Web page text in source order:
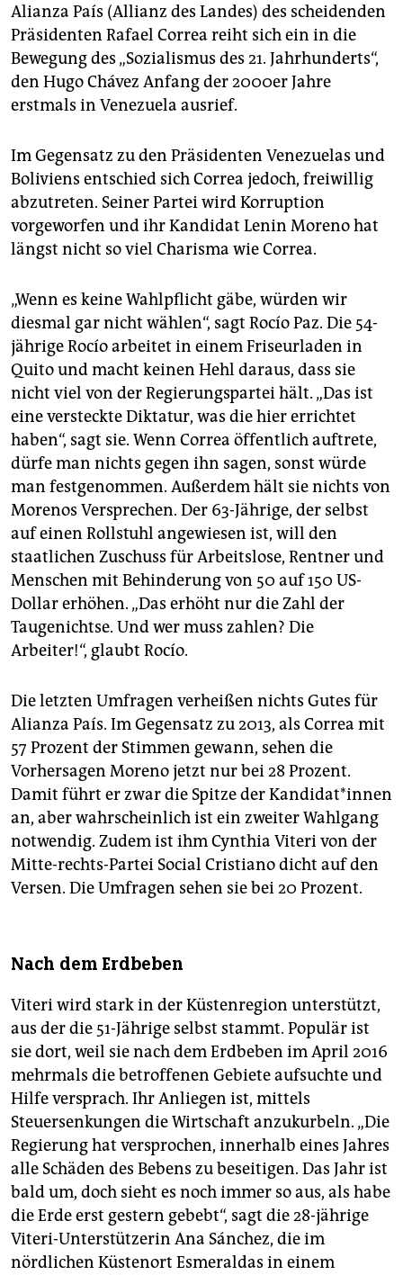
Alianza País (Allianz des Landes) des scheidenden
Präsidenten Rafael Correa reiht sich ein in die
Bewegung des „Sozialismus des 21. Jahrhunderts“,
den Hugo Chávez Anfang der 2000er Jahre
erstmals in Venezuela ausrief.
Im Gegensatz zu den Präsidenten Venezuelas und
Boliviens entschied sich Correa jedoch, freiwillig
abzutreten. Seiner Partei wird Korruption
vorgeworfen und ihr Kandidat Lenin Moreno hat
längst nicht so viel Charisma wie Correa.
„Wenn es keine Wahlpflicht gäbe, würden wir
diesmal gar nicht wählen“, sagt Rocío Paz. Die 54-
jährige Rocío arbeitet in einem Friseurladen in
Quito und macht keinen Hehl daraus, dass sie
nicht viel von der Regierungspartei hält. „Das ist
eine versteckte Diktatur, was die hier errichtet
haben“, sagt sie. Wenn Correa öffentlich auftrete,
dürfe man nichts gegen ihn sagen, sonst würde
man festgenommen. Außerdem hält sie nichts von
Morenos Versprechen. Der 63-Jährige, der selbst
auf einen Rollstuhl angewiesen ist, will den
staatlichen Zuschuss für Arbeitslose, Rentner und
Menschen mit Behinderung von 50 auf 150 US-
Dollar erhöhen. „Das erhöht nur die Zahl der
Taugenichtse. Und wer muss zahlen? Die
Arbeiter!“, glaubt Rocío.
Die letzten Umfragen verheißen nichts Gutes für
Alianza País. Im Gegensatz zu 2013, als Correa mit
57 Prozent der Stimmen gewann, sehen die
Vorhersagen Moreno jetzt nur bei 28 Prozent.
Damit führt er zwar die Spitze der Kandidat*innen
an, aber wahrscheinlich ist ein zweiter Wahlgang
notwendig. Zudem ist ihm Cynthia Viteri von der
Mitte-rechts-Partei Social Cristiano dicht auf den
Versen. Die Umfragen sehen sie bei 20 Prozent.
Nach dem Erdbeben
Viteri wird stark in der Küstenregion unterstützt,
aus der die 51-Jährige selbst stammt. Populär ist
sie dort, weil sie nach dem Erdbeben im April 2016
mehrmals die betroffenen Gebiete aufsuchte und
Hilfe versprach. Ihr Anliegen ist, mittels
Steuersenkungen die Wirtschaft anzukurbeln. „Die
Regierung hat versprochen, innerhalb eines Jahres
alle Schäden des Bebens zu beseitigen. Das Jahr ist
bald um, doch sieht es noch immer so aus, als habe
die Erde erst gestern gebebt“, sagt die 28-jährige
Viteri-Unterstützerin Ana Sánchez, die im
nördlichen Küstenort Esmeraldas in einem